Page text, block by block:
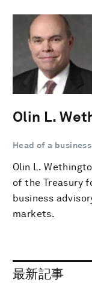
Olin L.
Head of a
Olin L.
of the Treasury
business
markets.
最新記事